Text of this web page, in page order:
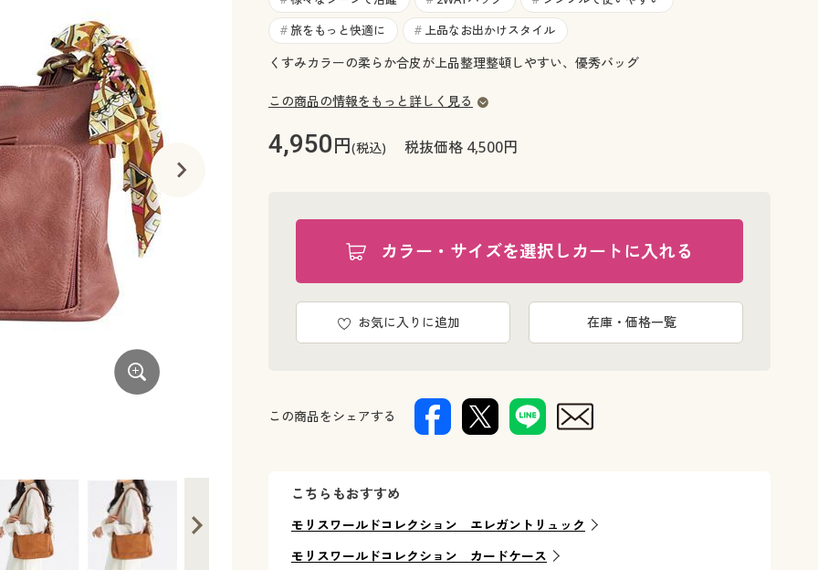
大きいサイズ 事務・制服
# 旅をもっと快適に # 上品なお出かけスタイル
くすみカラーの柔らか合皮が上品整理整頓しやすい、優秀バッグ
この商品の情報をもっと詳しく見る
4,950円(税込) 税抜価格 4,500円
カラー・サイズを選択しカートに入れる
お気に入りに追加 在庫・価格一覧
この商品をシェアする
こちらもおすすめ
モリスワールドコレクション エレガントリュック
モリスワールドコレクション カードケース